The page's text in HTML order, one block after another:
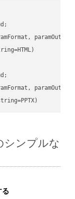
シンプルな
る